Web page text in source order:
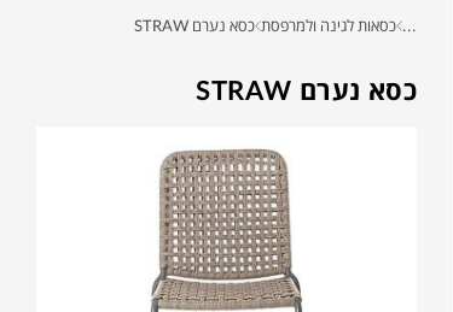
... כסאות לגינה ולמרפסת כסא נערם STRAW
כסא נערם STRAW